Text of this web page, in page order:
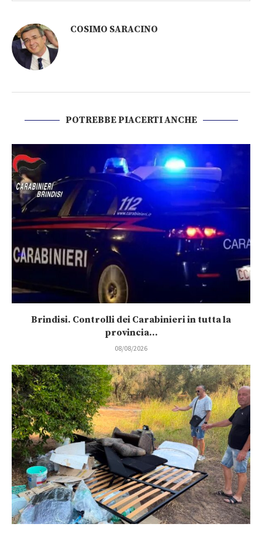
COSIMO SARACINO
POTREBBE PIACERTI ANCHE
Brindisi. Controlli dei Carabinieri in tutta la
provincia...
08/08/2026